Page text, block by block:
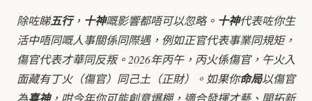
除咗睇五行， 十神嘅影響都唔可以忽略。 十神代表咗你生
活中唔同嘅人事關係同際遇，例如正官代表事業同規矩，
傷官代表才華同反叛。2026年丙午，丙火係傷官，午火入
面藏有丁火（傷官）同己土（正財）。如果你命局以傷官
為
，咁今年你可能創意爆棚，適合發揮才藝、開拓新